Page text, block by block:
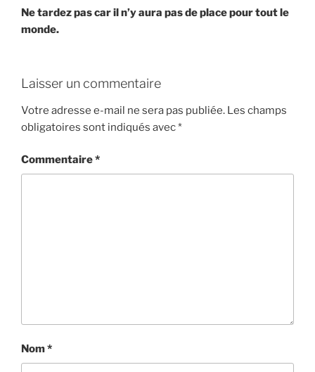
Ne tardez pas car il n’y aura pas de place pour tout le
monde.
Laisser un commentaire
Votre adresse e-mail ne sera pas publiée. Les champs
obligatoires sont indiqués avec*
Commentaire*
Nom*